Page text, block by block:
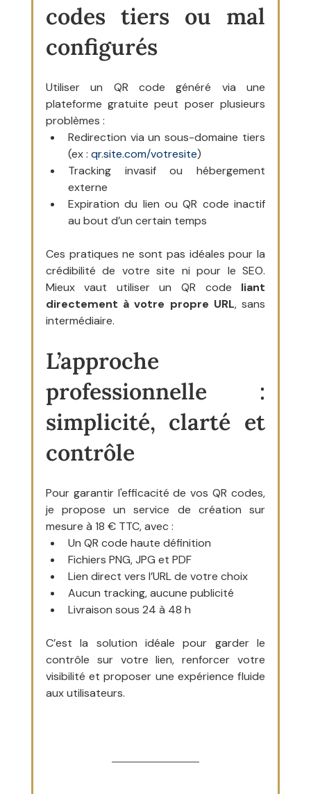
codes tiers ou mal
configurés
Utiliser un QR code généré via une
plateforme gratuite peut poser plusieurs
problèmes :
Redirection via un sous-domaine tiers
(ex : qr.site.com/votresite)
Tracking invasif ou hébergement
externe
Expiration du lien ou QR code inactif
au bout d’un certain temps
Ces pratiques ne sont pas idéales pour la
crédibilité de votre site ni pour le SEO.
Mieux vaut utiliser un QR code liant
directement à votre propre URL, sans
intermédiaire.
L’approche
professionnelle :
simplicité, clarté et
contrôle
Pour garantir l'efficacité de vos QR codes,
je propose un service de création sur
mesure à 18 € TTC, avec :
Un QR code haute définition
Fichiers PNG, JPG et PDF
Lien direct vers l’URL de votre choix
Aucun tracking, aucune publicité
Livraison sous 24 à 48 h
C’est la solution idéale pour garder le
contrôle sur votre lien, renforcer votre
visibilité et proposer une expérience fluide
aux utilisateurs.